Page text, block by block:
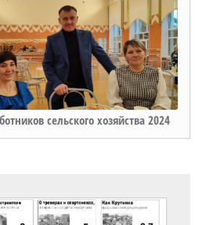
сельского хозяйства 2024